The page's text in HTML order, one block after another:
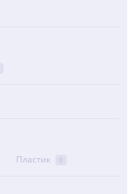
Пластик 0